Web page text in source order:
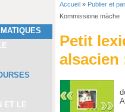
ET LE
Vous êtes ici
Accueil » Publier et
Kommissione màche
Petit
alsacien